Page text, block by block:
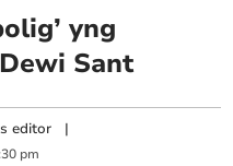
yng
Sant
editor |
pm